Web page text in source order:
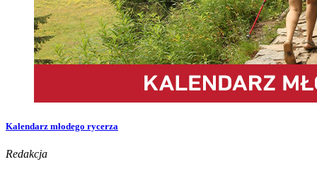
Kalendarz młodego rycerza
Redakcja